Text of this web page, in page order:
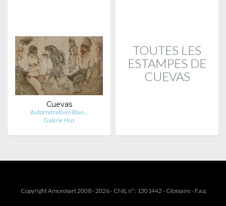
Cuevas
Autorretrato en Blan…
Galerie Hus
TOUTES LES
ESTAMPES DE
CUEVAS
Copyright Amorosart 2008 - 2026 - CNIL n° : 1301442 - Glossaire- F.a.q